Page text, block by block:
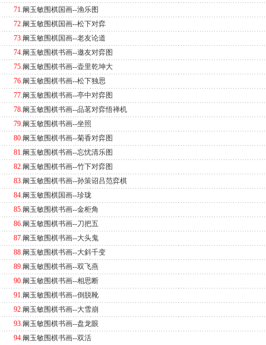
71.阚玉敏围棋国画--渔乐图
72.阚玉敏围棋国画--松下对弈
73.阚玉敏围棋国画--老友论道
74.阚玉敏围棋书画--邀友对弈图
75.阚玉敏围棋书画--壶里乾坤大
76.阚玉敏围棋书画--松下独思
77.阚玉敏围棋书画--亭中对弈图
78.阚玉敏围棋书画--品茗对弈悟禅机
79.阚玉敏围棋书画--坐照
80.阚玉敏围棋书画--菊香对弈图
81.阚玉敏围棋书画--忘忧清乐图
82.阚玉敏围棋书画--竹下对弈图
83.阚玉敏围棋书画--孙策诏吕范弈棋
84.阚玉敏围棋国画--珍珑
85.阚玉敏围棋书画--金柜角
86.阚玉敏围棋书画--刀把五
87.阚玉敏围棋书画--大头鬼
88.阚玉敏围棋书画--大斜千变
89.阚玉敏围棋书画--双飞燕
90.阚玉敏围棋书画--相思断
91.阚玉敏围棋书画--倒脱靴
92.阚玉敏围棋书画--大雪崩
93.阚玉敏围棋书画--盘龙眼
94.阚玉敏围棋书画--双活